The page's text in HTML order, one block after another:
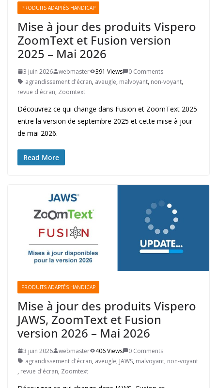
PRODUITS ADAPTÉS HANDICAP
Mise à jour des produits Vispero
ZoomText et Fusion version
2025 – Mai 2026
3 juin 2026 webmaster 391 Views
0 Comments
agrandissement d'écran, aveugle, malvoyant, non-voyant,
revue d'écran, Zoomtext
Découvrez ce qui change dans Fusion et ZoomText 2025
entre la version de septembre 2025 et cette mise à jour
de mai 2026.
Read More
PRODUITS ADAPTÉS HANDICAP
Mise à jour des produits Vispero
JAWS, ZoomText et Fusion
version 2026 – Mai 2026
3 juin 2026 webmaster 406 Views
0 Comments
agrandissement d'écran, aveugle, JAWS, malvoyant, non-voyant
, revue d'écran, Zoomtext